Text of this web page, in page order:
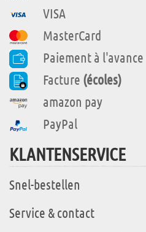
VISA
MasterCard
Paiement à l'avance
Facture (écoles)
amazon pay
PayPal
KLANTENSERVICE
Snel-bestellen
Service & contact